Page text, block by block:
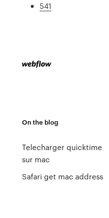
541
On the blog
Telecharger quicktime
sur mac
Safari get mac address